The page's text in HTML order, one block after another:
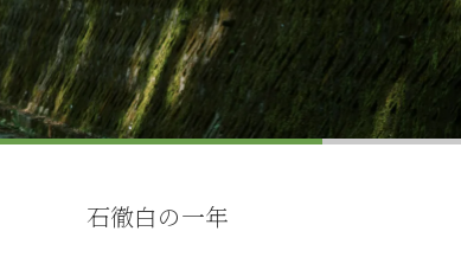
石徹白の一年